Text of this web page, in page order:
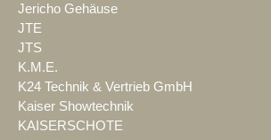
Jericho Gehäuse
JTE
JTS
K.M.E.
K24 Technik & Vertrieb GmbH
Kaiser Showtechnik
KAISERSCHOTE